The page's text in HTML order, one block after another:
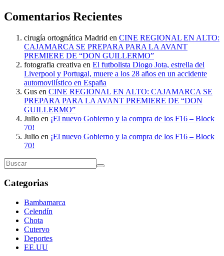
Comentarios Recientes
cirugía ortognática Madrid en CINE REGIONAL EN ALTO:
CAJAMARCA SE PREPARA PARA LA AVANT
PREMIERE DE “DON GUILLERMO”
fotografia creativa en El futbolista Diogo Jota, estrella del
Liverpool y Portugal, muere a los 28 años en un accidente
automovilístico en España
Gus en CINE REGIONAL EN ALTO: CAJAMARCA SE
PREPARA PARA LA AVANT PREMIERE DE “DON
GUILLERMO”
Julio en ¡El nuevo Gobierno y la compra de los F16 – Block
70!
Julio en ¡El nuevo Gobierno y la compra de los F16 – Block
70!
Categorias
Bambamarca
Celendín
Chota
Cutervo
Deportes
EE.UU